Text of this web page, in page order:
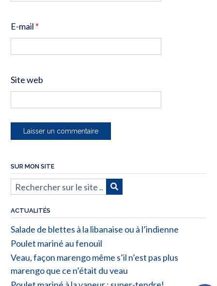
E-mail *
Site web
SUR MON SITE
ACTUALITÉS
Salade de blettes à la libanaise ou à l’indienne
Poulet mariné au fenouil
Veau, façon marengo même s’il n’est pas plus
marengo que ce n’était du veau